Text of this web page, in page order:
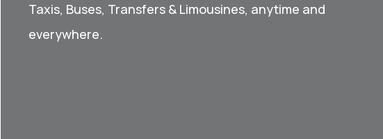
Taxis, Buses, Transfers & Limousines, anytime and
everywhere.